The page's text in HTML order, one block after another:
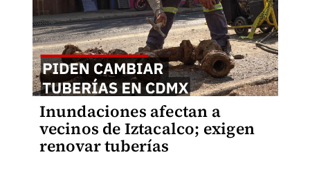
Inundaciones afectan a
vecinos de Iztacalco; exigen
renovar tuberías